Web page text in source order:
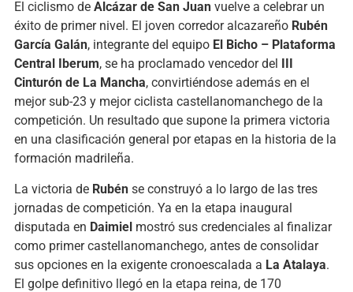
El ciclismo de Alcázar de San Juanvuelve a celebrar un
éxito de primer nivel. El joven corredor alcazareño Rubén
García Galán, integrante del equipo El Bicho – Plataforma
Central Iberum, se ha proclamado vencedor del
Cinturón de La Mancha, convirtiéndose además en el
mejor sub-23 y mejor ciclista castellanomanchego de la
competición. Un resultado que supone la primera victoria
en una clasificación general por etapas en la historia de la
formación madrileña.
La victoria de Rubénse construyó a lo largo de las tres
jornadas de competición. Ya en la etapa inaugural
disputada en Daimielmostró sus credenciales al finalizar
como primer castellanomanchego, antes de consolidar
sus opciones en la exigente cronoescalada a La Atalaya.
El golpe definitivo llegó en la etapa reina, de 170